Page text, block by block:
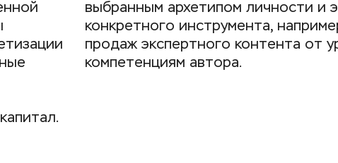
выбранным архетипом личности и
конкретного инструмента,
продаж экспертного контента от
компетенциям автора.